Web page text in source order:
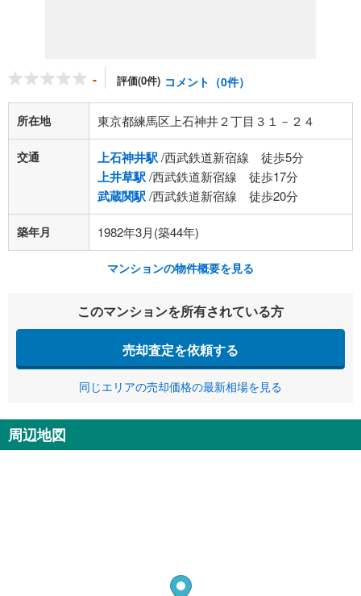
- 評価(0件) コメント（0件）
所在地 東京都練馬区上石神井２丁目３１－２４
交通 上石神井駅/西武鉄道新宿線 徒歩5分
上井草駅/西武鉄道新宿線 徒歩17分
武蔵関駅/西武鉄道新宿線 徒歩20分
築年月 1982年3月(築44年)
マンションの物件概要を見る
このマンションを所有されている方
売却査定を依頼する
同じエリアの売却価格の最新相場を見る
周辺地図